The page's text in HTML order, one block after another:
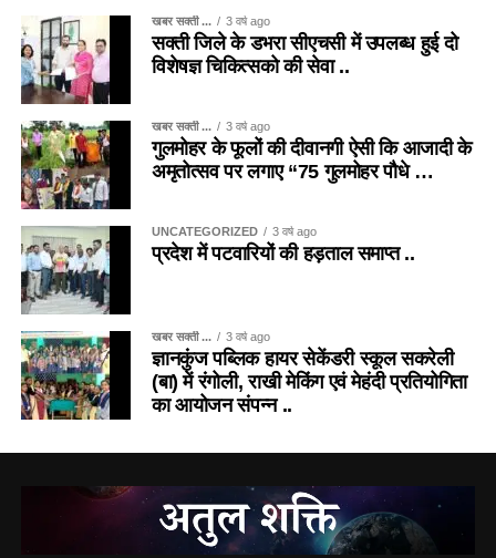
खबर सक्ती ... 3 वर्ष ago
सक्ती जिले के डभरा सीएचसी में उपलब्ध हुई दो
विशेषज्ञ चिकित्सको की सेवा ..
खबर सक्ती ... 3 वर्ष ago
गुलमोहर के फूलों की दीवानगी ऐसी कि आजादी के
अमृतोत्सव पर लगाए “75 गुलमोहर पौधे …
UNCATEGORIZED 3 वर्ष ago
प्रदेश में पटवारियों की हड़ताल समाप्त ..
खबर सक्ती ... 3 वर्ष ago
ज्ञानकुंज पब्लिक हायर सेकेंडरी स्कूल सकरेली
(बा) में रंगोली, राखी मेकिंग एवं मेहंदी प्रतियोगिता
का आयोजन संपन्न ..